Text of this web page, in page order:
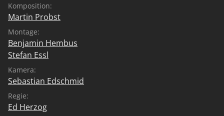
Komposition:
Martin Probst
Montage:
Benjamin Hembus
Stefan Essl
Kamera:
Sebastian Edschmid
Regie:
Ed Herzog